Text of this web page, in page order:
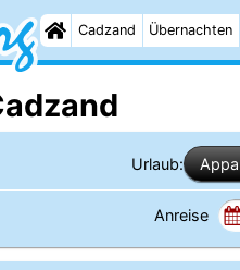
Cadzand Übernachten
Urlaub:
Anreise